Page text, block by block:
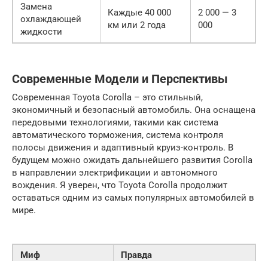
Замена
охлаждающей
жидкости
Каждые 40 000
км или 2 года
2 000 — 3
000
Современные Модели и Перспективы
Современная Toyota Corolla – это стильный,
экономичный и безопасный автомобиль. Она оснащена
передовыми технологиями, такими как система
автоматического торможения, система контроля
полосы движения и адаптивный круиз-контроль. В
будущем можно ожидать дальнейшего развития Corolla
в направлении электрификации и автономного
вождения. Я уверен, что Toyota Corolla продолжит
оставаться одним из самых популярных автомобилей в
мире.
Миф
Правда